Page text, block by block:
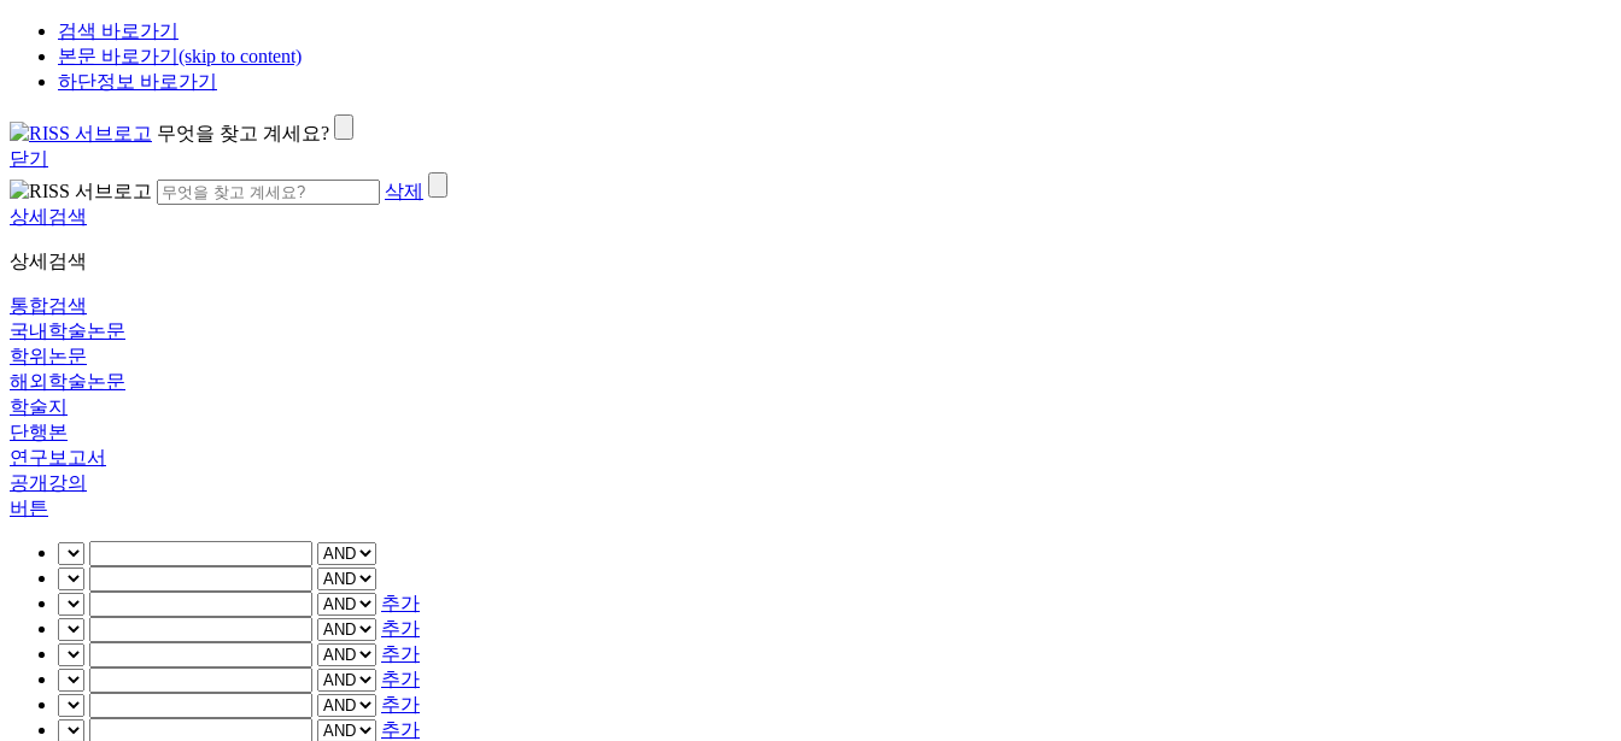
검색 바로가기
본문 바로가기(skip to content)
하단정보 바로가기
무엇을 찾고 계세요?
닫기
삭제
상세검색
상세검색
통합검색
국내학술논문
학위논문
해외학술논문
학술지
단행본
연구보고서
공개강의
버튼
추가
추가
추가
추가
추가
추가